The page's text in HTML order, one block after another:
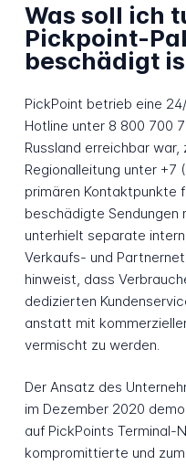
Was soll ich
Pickpoint-
beschädigt
PickPoint betrieb eine
Hotline unter 8 800 700
Russland erreichbar
Regionalleitung unter +7
primären Kontaktpunkte
beschädigte Sendungen
unterhielt separate
Verkaufs- und
hinweist, dass
dedizierten
anstatt mit
vermischt zu werden.
Der Ansatz des
im Dezember 2020
auf PickPoints Terminal-
kompromittierte und